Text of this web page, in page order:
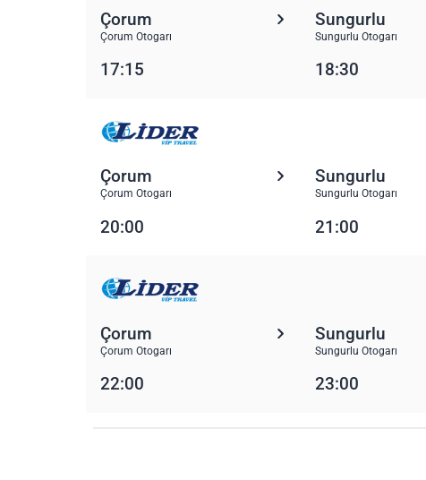
Çorum
Çorum Otogarı
Sungurlu
Sungurlu Otogarı
17:15 18:30
Çorum
Çorum Otogarı
Sungurlu
Sungurlu Otogarı
20:00 21:00
Çorum
Çorum Otogarı
Sungurlu
Sungurlu Otogarı
22:00 23:00